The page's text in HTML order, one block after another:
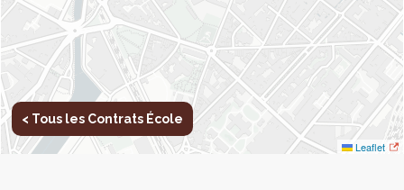
Leaflet
< Tous les Contrats École